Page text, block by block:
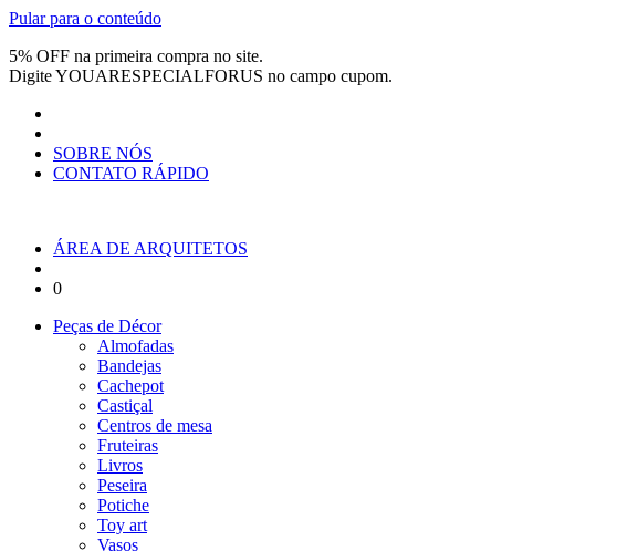
Pular para o conteúdo
5% OFF na primeira compra no site.
DigiteYOUARESPECIALFORUS no campo cupom.
SOBRE NÓS
CONTATO RÁPIDO
ÁREA DE ARQUITETOS
0
Peças de Décor
Almofadas
Bandejas
Cachepot
Castiçal
Centros de mesa
Fruteiras
Livros
Peseira
Potiche
Toy art
Vasos